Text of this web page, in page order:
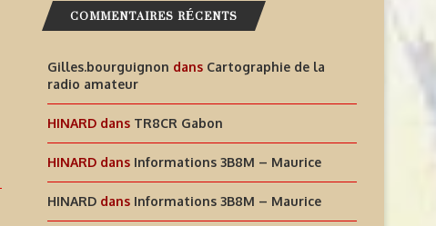
AIDEZ À OFFRIR AUX ENFANTS
DES EXPÉRIENCES
RADIOPHONIQUES...
7 août 2026
INFORMATIONS J68TT –
COMMENTAIRES RÉCENTS
Gilles.bourguignon dans Cartographie de la
radio amateur
HINARD dans TR8CR Gabon
HINARD dans Informations 3B8M – Maurice
HINARD dans Informations 3B8M – Maurice